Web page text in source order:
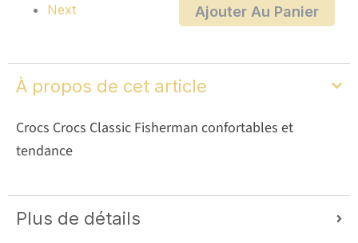
Next
Ajouter Au Panier
À propos de cet article
Crocs Crocs Classic Fisherman confortables et
tendance
Plus de détails